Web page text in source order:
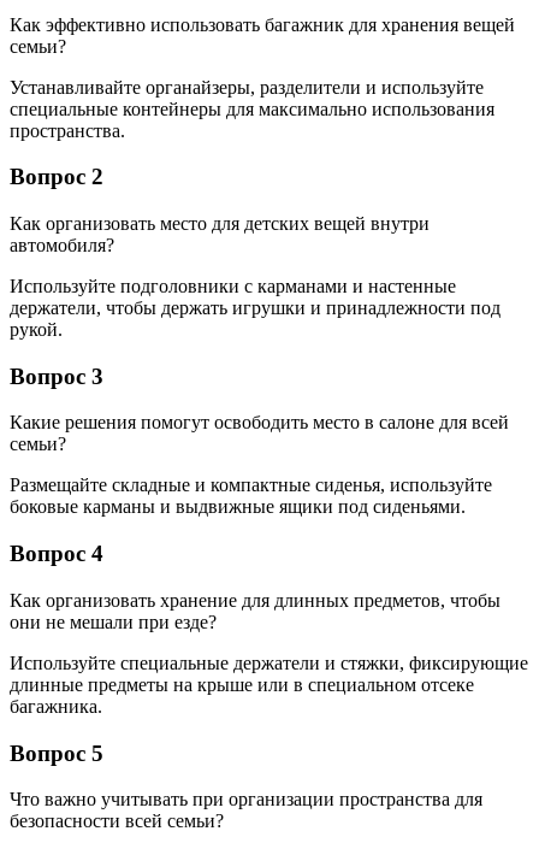
Как эффективно использовать багажник для хранения вещей
семьи?
Устанавливайте органайзеры, разделители и используйте
специальные контейнеры для максимально использования
пространства.
Вопрос 2
Как организовать место для детских вещей внутри
автомобиля?
Используйте подголовники с карманами и настенные
держатели, чтобы держать игрушки и принадлежности под
рукой.
Вопрос 3
Какие решения помогут освободить место в салоне для всей
семьи?
Размещайте складные и компактные сиденья, используйте
боковые карманы и выдвижные ящики под сиденьями.
Вопрос 4
Как организовать хранение для длинных предметов, чтобы
они не мешали при езде?
Используйте специальные держатели и стяжки, фиксирующие
длинные предметы на крыше или в специальном отсеке
багажника.
Вопрос 5
Что важно учитывать при организации пространства для
безопасности всей семьи?